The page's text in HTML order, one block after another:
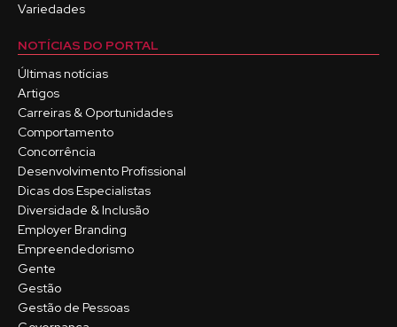
Variedades
NOTÍCIAS DO PORTAL
Últimas notícias
Artigos
Carreiras & Oportunidades
Comportamento
Concorrência
Desenvolvimento Profissional
Dicas dos Especialistas
Diversidade & Inclusão
Employer Branding
Empreendedorismo
Gente
Gestão
Gestão de Pessoas